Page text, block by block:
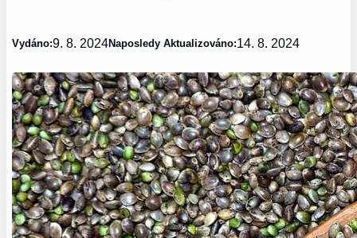
Vydáno:9. 8. 2024Naposledy Aktualizováno:14. 8. 2024